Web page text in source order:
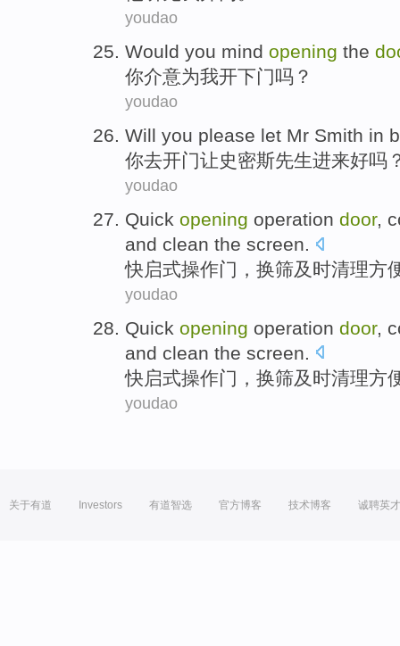
youdao
Would you mind opening the
你介意为我开下门吗？
youdao
Will you please let Mr Smith in
你去开门让史密斯先生进来好吗
youdao
Quick opening operation door,
and clean the screen.
快启式操作门 ， 换筛及时清理方
youdao
Quick opening operation door,
and clean the screen
快 启式操作门 ， 换筛及时清理方
youdao
关于有道 Investors 有道智选 官方博客 技术博客 诚聘英才